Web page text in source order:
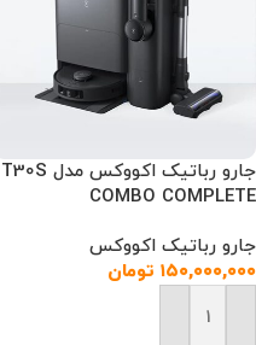
جارو رباتیک اکووکس مدل T30S
COMBO COMPLETE
جارو رباتیک اکووکس
۱۵۰,۰۰۰,۰۰۰ تومان
افزودن به سبد خرید